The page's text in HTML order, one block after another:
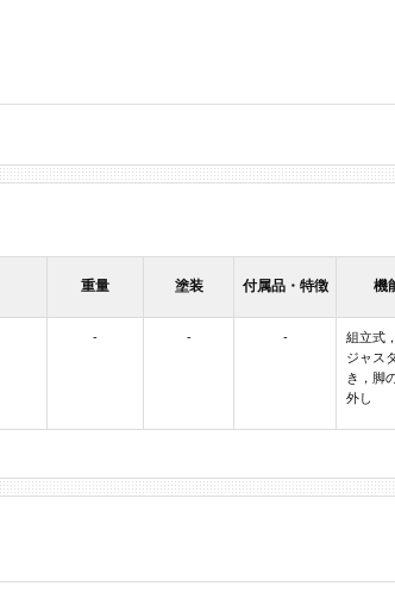
重量 塗装 付属品・特徴 機
- - -
組立式
ジャス
き，脚
外し